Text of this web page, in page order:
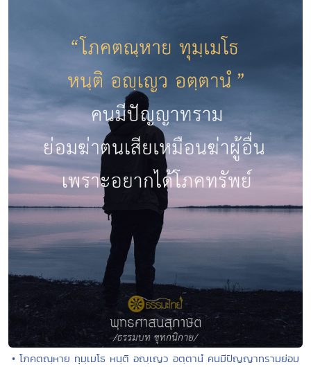
• โภคตณฺหาย ทุมฺเมโธ หนฺติ อญฺเญว อตฺตานํ คนมีปัญญาทรามย่อม